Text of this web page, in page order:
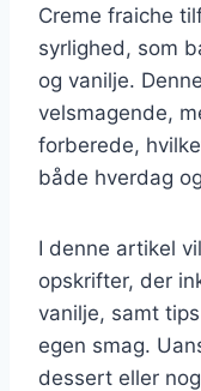
Creme fraiche
syrlighed, som
og vanilje.
velsmagende,
forberede,
både hverdag
I denne artikel
opskrifter, der
vanilje, samt
egen smag.
dessert eller